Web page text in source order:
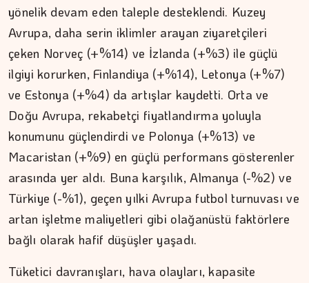
yönelik devam eden taleple desteklendi. Kuzey
Avrupa, daha serin iklimler arayan ziyaretçileri
çeken Norveç (+%14) ve İzlanda (+%3) ile güçlü
ilgiyi korurken, Finlandiya (+%14), Letonya (+%7)
ve Estonya (+%4) da artışlar kaydetti. Orta ve
Doğu Avrupa, rekabetçi fiyatlandırma yoluyla
konumunu güçlendirdi ve Polonya (+%13) ve
Macaristan (+%9) en güçlü performans gösterenler
arasında yer aldı. Buna karşılık, Almanya (-%2) ve
Türkiye (-%1), geçen yılki Avrupa futbol turnuvası ve
artan işletme maliyetleri gibi olağanüstü faktörlere
bağlı olarak hafif düşüşler yaşadı.
Tüketici davranışları, hava olayları, kapasite